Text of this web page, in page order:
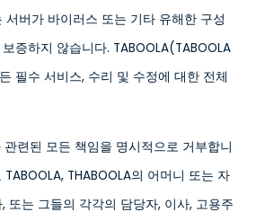
서버가 바이러스 또는 기타 유해한 구성
증하지 않습니다. TABOOLA(TABOOLA
필수 서비스, 수리 및 수정에 대한 전체
관련된 모든 책임을 명시적으로 거부합니
THABOOLA의 어머니 또는 자
또는 그들의 각각의 담당자, 이사, 고용주